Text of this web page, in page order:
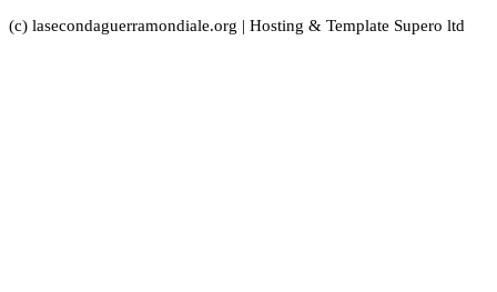
(c) lasecondaguerramondiale.org | Hosting & Template Supero ltd